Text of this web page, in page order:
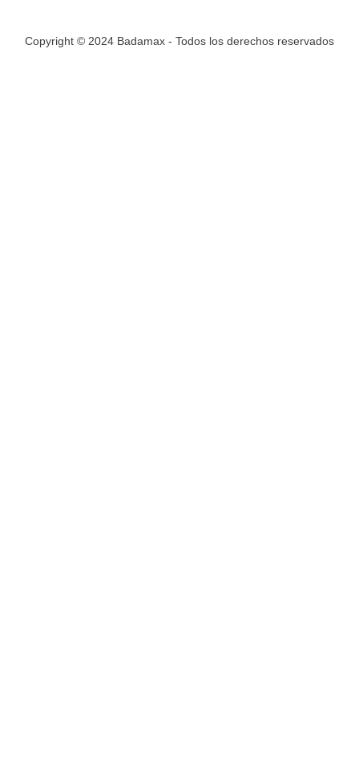
Copyright © 2024 Badamax - Todos los derechos reservados